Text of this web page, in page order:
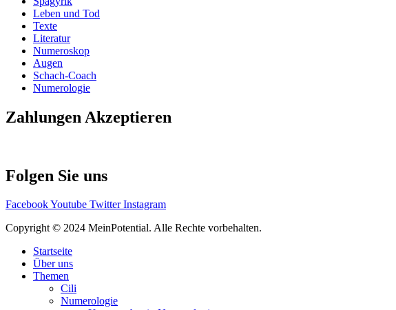
Leben und Tod
Texte
Literatur
Numeroskop
Augen
Schach-Coach
Numerologie
Zahlungen Akzeptieren
Folgen Sie uns
FacebookYoutube Twitter Instagram
Copyright © 2024 MeinPotential. Alle Rechte vorbehalten.
Startseite
Über uns
Themen
Cili
Numerologie